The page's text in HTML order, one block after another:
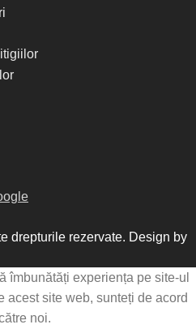
drepturile rezervate. Design by
îmbunătăți experiența pe site-ul
acest site web, sunteți de acord
noi.